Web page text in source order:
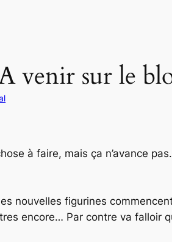
venir sur le
à faire, mais ça n’avance
nouvelles figurines
encore… Par contre va falloir